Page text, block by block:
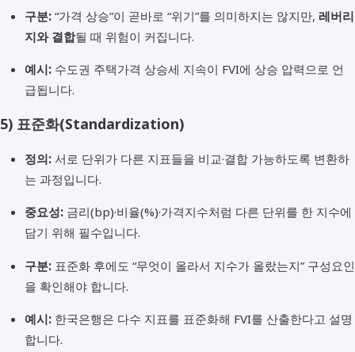
구분:“가격 상승”이 곧바로 “위기”를 의미하지는 않지만, 레버리
지와 결합될 때 위험이 커집니다.
예시:수도권 주택가격 상승세 지속이 FVI에 상승 압력으로 언
급됩니다.
5) 표준화(Standardization)
정의:서로 단위가 다른 지표들을 비교·결합 가능하도록 변환하
는 과정입니다.
중요성:금리(bp)·비율(%)·가격지수처럼 다른 단위를 한 지수에
담기 위해 필수입니다.
구분:표준화 후에도 “무엇이 올라서 지수가 올랐는지” 구성요인
을 확인해야 합니다.
예시:한국은행은 다수 지표를 표준화해 FVI를 산출한다고 설명
합니다.